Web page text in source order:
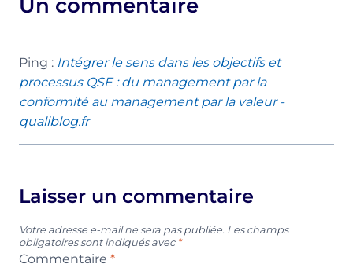
Un commentaire
Ping : Intégrer le sens dans les objectifs et
processus QSE : du management par la
conformité au management par la valeur -
qualiblog.fr
Laisser un commentaire
Votre adresse e-mail ne sera pas publiée. Les champs
obligatoires sont indiqués avec *
Commentaire *